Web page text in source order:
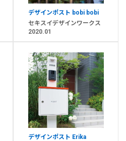
デザインポスト bobi bobi
セキスイデザインワークス
2020.01
デザインポスト Erika